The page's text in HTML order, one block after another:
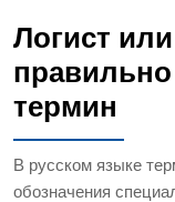
Логист
термин
В русском языке
обозначения